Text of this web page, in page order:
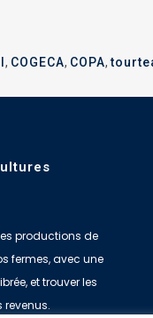
, COGECA, COPA,
productions de
fermes, avec une
et trouver les
revenus.